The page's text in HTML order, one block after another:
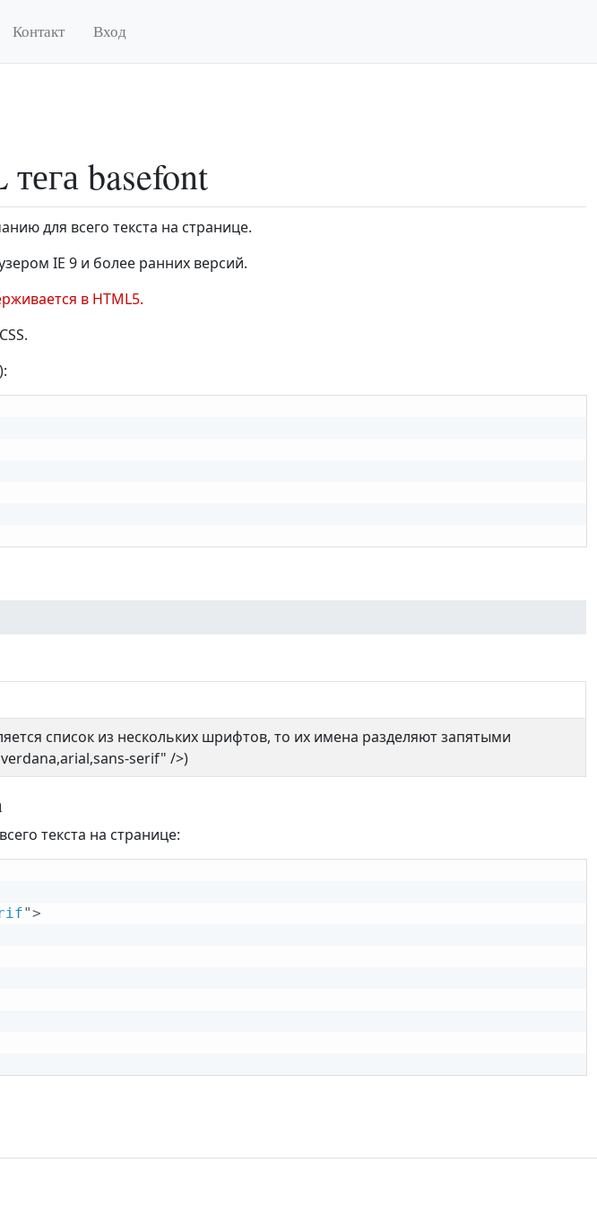
Контакт Вход
basefont
для всего текста на странице.
IE 9 и более ранних версий.
в HTML5.
список из нескольких шрифтов, то их имена разделяют запятыми
serif" />)
текста на странице:
">